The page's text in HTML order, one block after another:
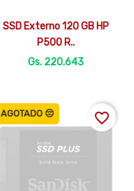
Vista rápida
SSD Externo 120 GB HP
P500 R..
Gs. 220.643
AGOTADO 😔 favorite_border